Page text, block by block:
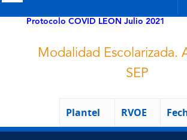
Protocolo COVID LEON Julio 2021
Modalidad Escolarizada.
SEP
Plantel RVOE